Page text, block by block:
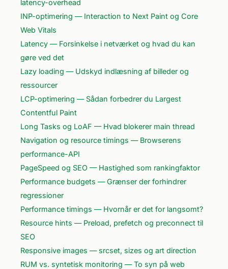
latency-overhead
INP-optimering — Interaction to Next Paint og Core
Web Vitals
Latency — Forsinkelse i netværket og hvad du kan
gøre ved det
Lazy loading — Udskyd indlæsning af billeder og
ressourcer
LCP-optimering — Sådan forbedrer du Largest
Contentful Paint
Long Tasks og LoAF — Hvad blokerer main thread
Navigation og resource timings — Browserens
performance-API
PageSpeed og SEO — Hastighed som rankingfaktor
Performance budgets — Grænser der forhindrer
regressioner
Performance timings — Hvornår er det for langsomt?
Resource hints — Preload, prefetch og preconnect til
SEO
Responsive images — srcset, sizes og art direction
RUM vs. syntetisk monitoring — To syn på web